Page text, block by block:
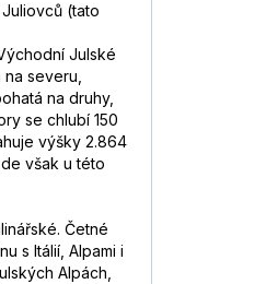
(tato
Julské
severu,
na druhy,
se chlubí 150
výšky 2.864
však u této
Četné
s Itálií, Alpami i
Alpách,